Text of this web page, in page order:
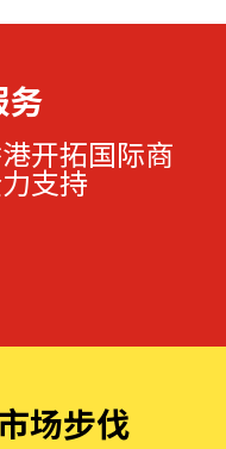
务
开拓国际商
支持
场步伐